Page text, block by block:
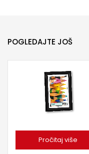
POGLEDAJTE JOŠ
Pročitaj više